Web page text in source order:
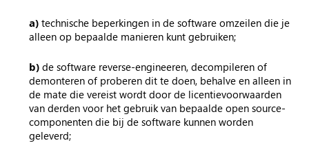
a) technische beperkingen in de software omzeilen die je
alleen op bepaalde manieren kunt gebruiken;
b) de software reverse-engineeren, decompileren of
demonteren of proberen dit te doen, behalve en alleen in
de mate die vereist wordt door de licentievoorwaarden
van derden voor het gebruik van bepaalde open source-
componenten die bij de software kunnen worden
geleverd;